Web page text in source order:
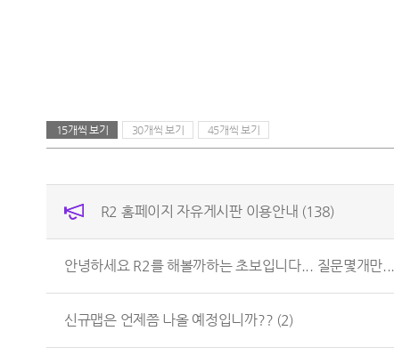
15개씩 보기 30개씩 보기 45개씩 보기
R2 홈페이지 자유게시판 이용안내 (138)
안녕하세요 R2를 해볼까하는 초보입니다... 질문몇개만...
신규맵은 언제쯤 나올 예정입니까?? (2)